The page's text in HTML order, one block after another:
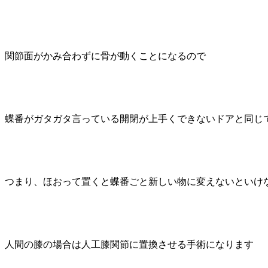
関節面がかみ合わずに骨が動くことになるので
蝶番がガタガタ言っている開閉が上手くできないドアと同じ
つまり、ほおって置くと蝶番ごと新しい物に変えないといけ
人間の膝の場合は人工膝関節に置換させる手術になります